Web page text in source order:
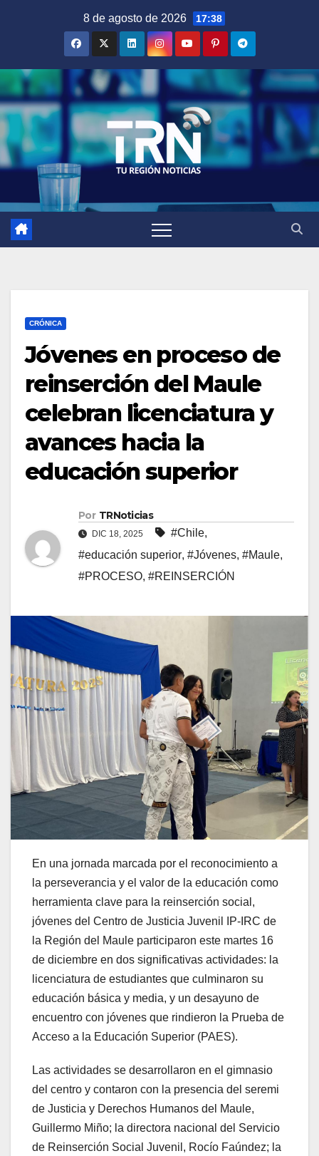
8 de agosto de 2026 17:38
CRÓNICA
Jóvenes en proceso de
reinserción del Maule
celebran licenciatura y
avances hacia la
educación superior
Por TRNoticias
DIC 18, 2025 #Chile,
#educación superior, #Jóvenes, #Maule,
#PROCESO, #REINSERCIÓN
En una jornada marcada por el reconocimiento a
la perseverancia y el valor de la educación como
herramienta clave para la reinserción social,
jóvenes del Centro de Justicia Juvenil IP-IRC de
la Región del Maule participaron este martes 16
de diciembre en dos significativas actividades: la
licenciatura de estudiantes que culminaron su
educación básica y media, y un desayuno de
encuentro con jóvenes que rindieron la Prueba de
Acceso a la Educación Superior (PAES).
Las actividades se desarrollaron en el gimnasio
del centro y contaron con la presencia del seremi
de Justicia y Derechos Humanos del Maule,
Guillermo Miño; la directora nacional del Servicio
de Reinserción Social Juvenil, Rocío Faúndez; la